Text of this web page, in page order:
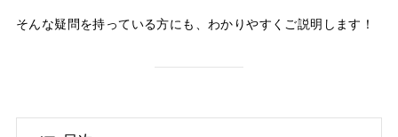
そんな疑問を持っている方にも、わかりやすくご説明します！